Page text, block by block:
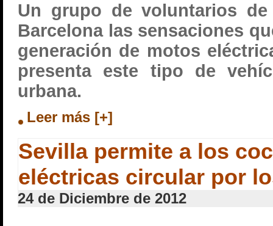
Un grupo de voluntarios
Barcelona las sensaciones
generación de motos
presenta este tipo de
urbana.
Leer más [+]
Sevilla permite a los
eléctricas circular por
24 de Diciembre de 2012